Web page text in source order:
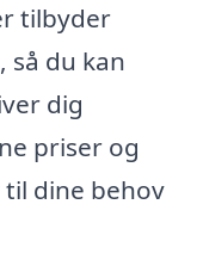
tilbyder
du kan
dig
priser og
dine behov